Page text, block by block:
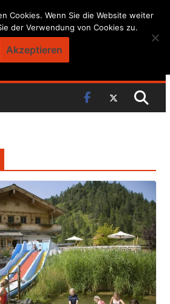
Cookies. Wenn Sie die Website weiter
der Verwendung von Cookies zu.
Akzeptieren